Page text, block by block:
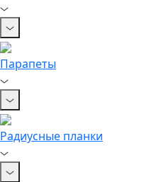
Парапеты
Радиусные планки